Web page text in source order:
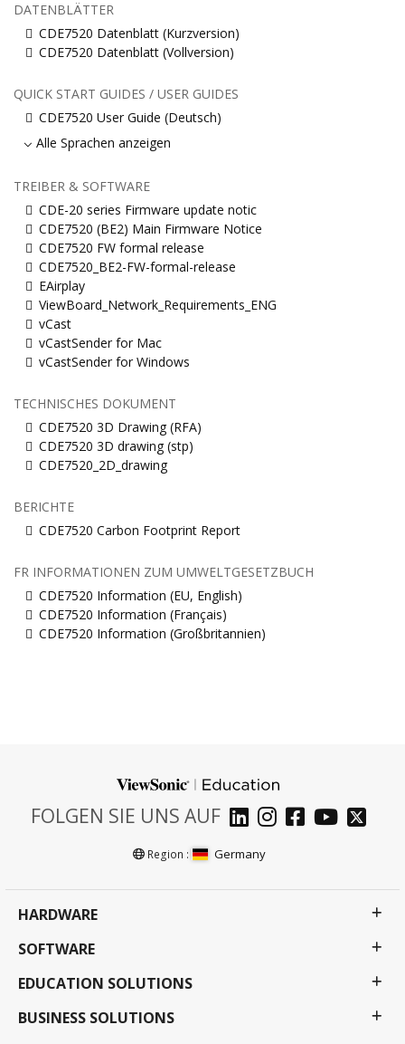
DATENBLÄTTER
CDE7520 Datenblatt (Kurzversion)
CDE7520 Datenblatt (Vollversion)
QUICK START GUIDES / USER GUIDES
CDE7520 User Guide (Deutsch)
Alle Sprachen anzeigen
TREIBER & SOFTWARE
CDE-20 series Firmware update notic
CDE7520 (BE2) Main Firmware Notice
CDE7520 FW formal release
CDE7520_BE2-FW-formal-release
EAirplay
ViewBoard_Network_Requirements_ENG
vCast
vCastSender for Mac
vCastSender for Windows
TECHNISCHES DOKUMENT
CDE7520 3D Drawing (RFA)
CDE7520 3D drawing (stp)
CDE7520_2D_drawing
BERICHTE
CDE7520 Carbon Footprint Report
FR INFORMATIONEN ZUM UMWELTGESETZBUCH
CDE7520 Information (EU, English)
CDE7520 Information (Français)
CDE7520 Information (Großbritannien)
FOLGEN SIE UNS AUF
Region : Germany
HARDWARE
SOFTWARE
EDUCATION SOLUTIONS
BUSINESS SOLUTIONS